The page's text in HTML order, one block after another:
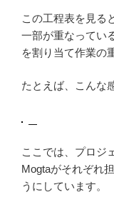
この工程表を見る
一部が重なってい
を割り当て作業の
たとえば、こんな
ここでは、プロジ
Mogtaがそれぞれ
うにしています。